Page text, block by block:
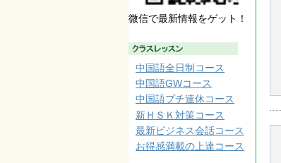
微信で最新情報をゲット！
中国語全日制コース
中国語GWコース
中国語プチ連休コース
新ＨＳＫ対策コース
最新ビジネス会話コース
お得感満載の上達コース